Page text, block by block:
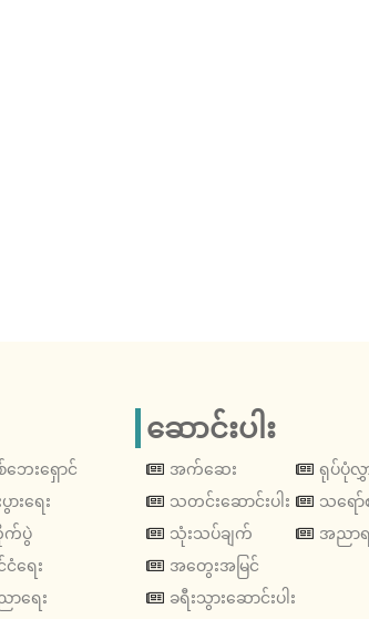
ဘေးရှောင်
ပွားရေး
ပွဲ
ငံရေး
ာရေး
ဆောင်းပါး
အက်ဆေး
သတင်းဆောင်းပါး
သုံးသပ်ချက်
အတွေးအမြင်
ခရီးသွားဆောင်းပါး
ရုပ်ပုံလွှ
သရော်
အညာရ